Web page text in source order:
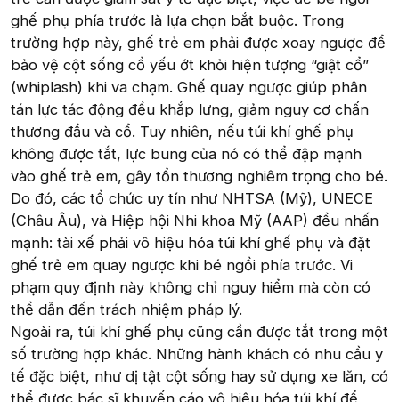
ghế phụ phía trước là lựa chọn bắt buộc. Trong
trường hợp này, ghế trẻ em phải được xoay ngược để
bảo vệ cột sống cổ yếu ớt khỏi hiện tượng “giật cổ”
(whiplash) khi va chạm. Ghế quay ngược giúp phân
tán lực tác động đều khắp lưng, giảm nguy cơ chấn
thương đầu và cổ. Tuy nhiên, nếu túi khí ghế phụ
không được tắt, lực bung của nó có thể đập mạnh
vào ghế trẻ em, gây tổn thương nghiêm trọng cho bé.
Do đó, các tổ chức uy tín như NHTSA (Mỹ), UNECE
(Châu Âu), và Hiệp hội Nhi khoa Mỹ (AAP) đều nhấn
mạnh: tài xế phải vô hiệu hóa túi khí ghế phụ và đặt
ghế trẻ em quay ngược khi bé ngồi phía trước. Vi
phạm quy định này không chỉ nguy hiểm mà còn có
thể dẫn đến trách nhiệm pháp lý.
Ngoài ra, túi khí ghế phụ cũng cần được tắt trong một
số trường hợp khác. Những hành khách có nhu cầu y
tế đặc biệt, như dị tật cột sống hay sử dụng xe lăn, có